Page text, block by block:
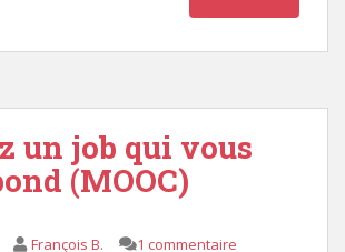
un job qui vous
(MOOC)
François B. 1 commentaire